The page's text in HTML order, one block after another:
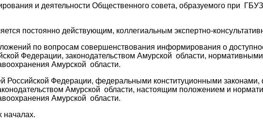
и деятельности Общественного совета, образуемого при
постоянно действующим, коллегиальным экспертно-
по вопросам совершенствования информирования о
Федерации, законодательством Амурской области,
Амурской области.
Российской Федерации, федеральными конституционными
Амурской области, настоящим положением и
Амурской области.
началах.